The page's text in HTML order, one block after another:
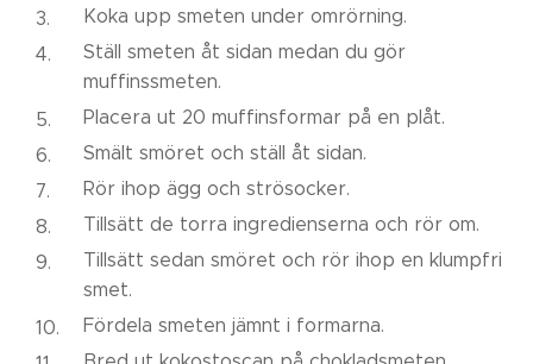
Koka upp smeten under omrörning.
Ställ smeten åt sidan medan du gör
muffinssmeten.
Placera ut 20 muffinsformar på en plåt.
Smält smöret och ställ åt sidan.
Rör ihop ägg och strösocker.
Tillsätt de torra ingredienserna och rör om.
Tillsätt sedan smöret och rör ihop en klumpfri
smet.
Fördela smeten jämnt i formarna.